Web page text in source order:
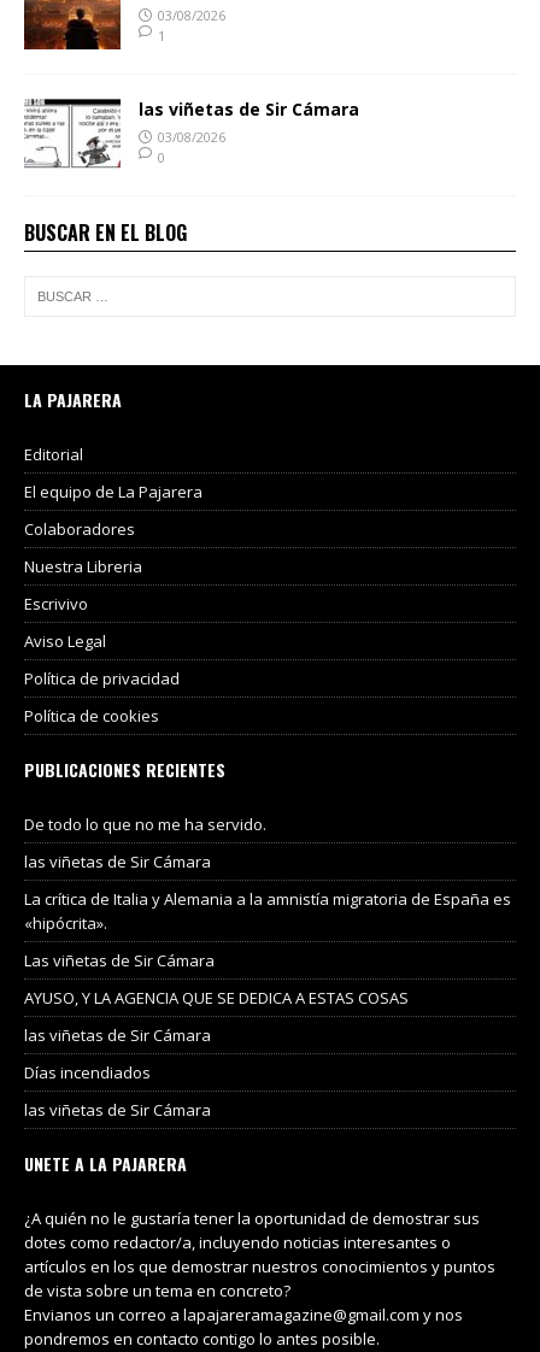
03/08/2026
1
las viñetas de Sir Cámara
03/08/2026
0
BUSCAR EN EL BLOG
LA PAJARERA
Editorial
El equipo de La Pajarera
Colaboradores
Nuestra Libreria
Escrivivo
Aviso Legal
Política de privacidad
Política de cookies
PUBLICACIONES RECIENTES
De todo lo que no me ha servido.
las viñetas de Sir Cámara
La crítica de Italia y Alemania a la amnistía migratoria de España es
«hipócrita».
Las viñetas de Sir Cámara
AYUSO, Y LA AGENCIA QUE SE DEDICA A ESTAS COSAS
las viñetas de Sir Cámara
Días incendiados
las viñetas de Sir Cámara
UNETE A LA PAJARERA
¿A quién no le gustaría tener la oportunidad de demostrar sus
dotes como redactor/a, incluyendo noticias interesantes o
artículos en los que demostrar nuestros conocimientos y puntos
de vista sobre un tema en concreto?
Envianos un correo a lapajareramagazine@gmail.com y nos
pondremos en contacto contigo lo antes posible.